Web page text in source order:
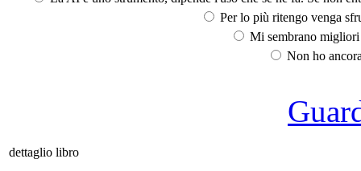
Per lo più ritengo venga
Mi sembrano
Non ho
dettaglio libro